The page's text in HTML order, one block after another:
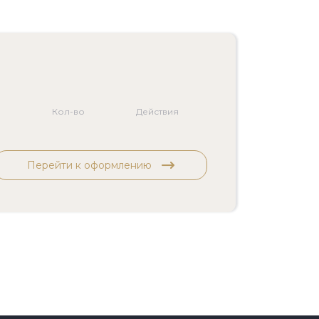
Кол-во Действия
Перейти к оформлению